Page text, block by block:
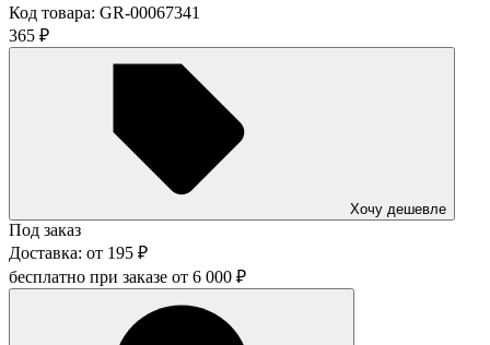
Код товара: GR-00067341
365 ₽
Хочу дешевле
Под заказ
Доставка: от 195 ₽
бесплатно при заказе от 6 000 ₽